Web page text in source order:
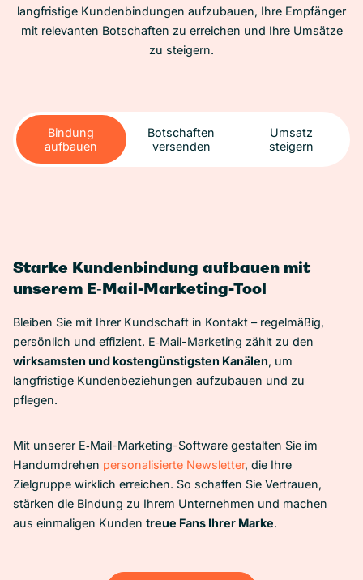
langfristige Kundenbindungen aufzubauen, Ihre Empfänger
mit relevanten Botschaften zu erreichen und Ihre Umsätze
zu steigern.
Bindung
aufbauen
Botschaften
versenden
Umsatz
steigern
Starke Kundenbindung aufbauen mit
unserem E‑Mail-Marketing-Tool
Bleiben Sie mit Ihrer Kundschaft in Kontakt – regelmäßig,
persönlich und effizient. E‑Mail-Marketing zählt zu den
wirksamsten und kostengünstigsten Kanälen, um
langfristige Kundenbeziehungen aufzubauen und zu
pflegen.
Mit unserer E‑Mail-Marketing-Software gestalten Sie im
Handumdrehen personalisierte Newsletter, die Ihre
Zielgruppe wirklich erreichen. So schaffen Sie Vertrauen,
stärken die Bindung zu Ihrem Unternehmen und machen
aus einmaligen Kunden treue Fans Ihrer Marke.